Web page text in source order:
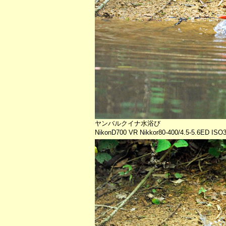
ヤンバルクイナ水浴び
NikonD700 VR Nikkor80-400/4.5-5.6ED